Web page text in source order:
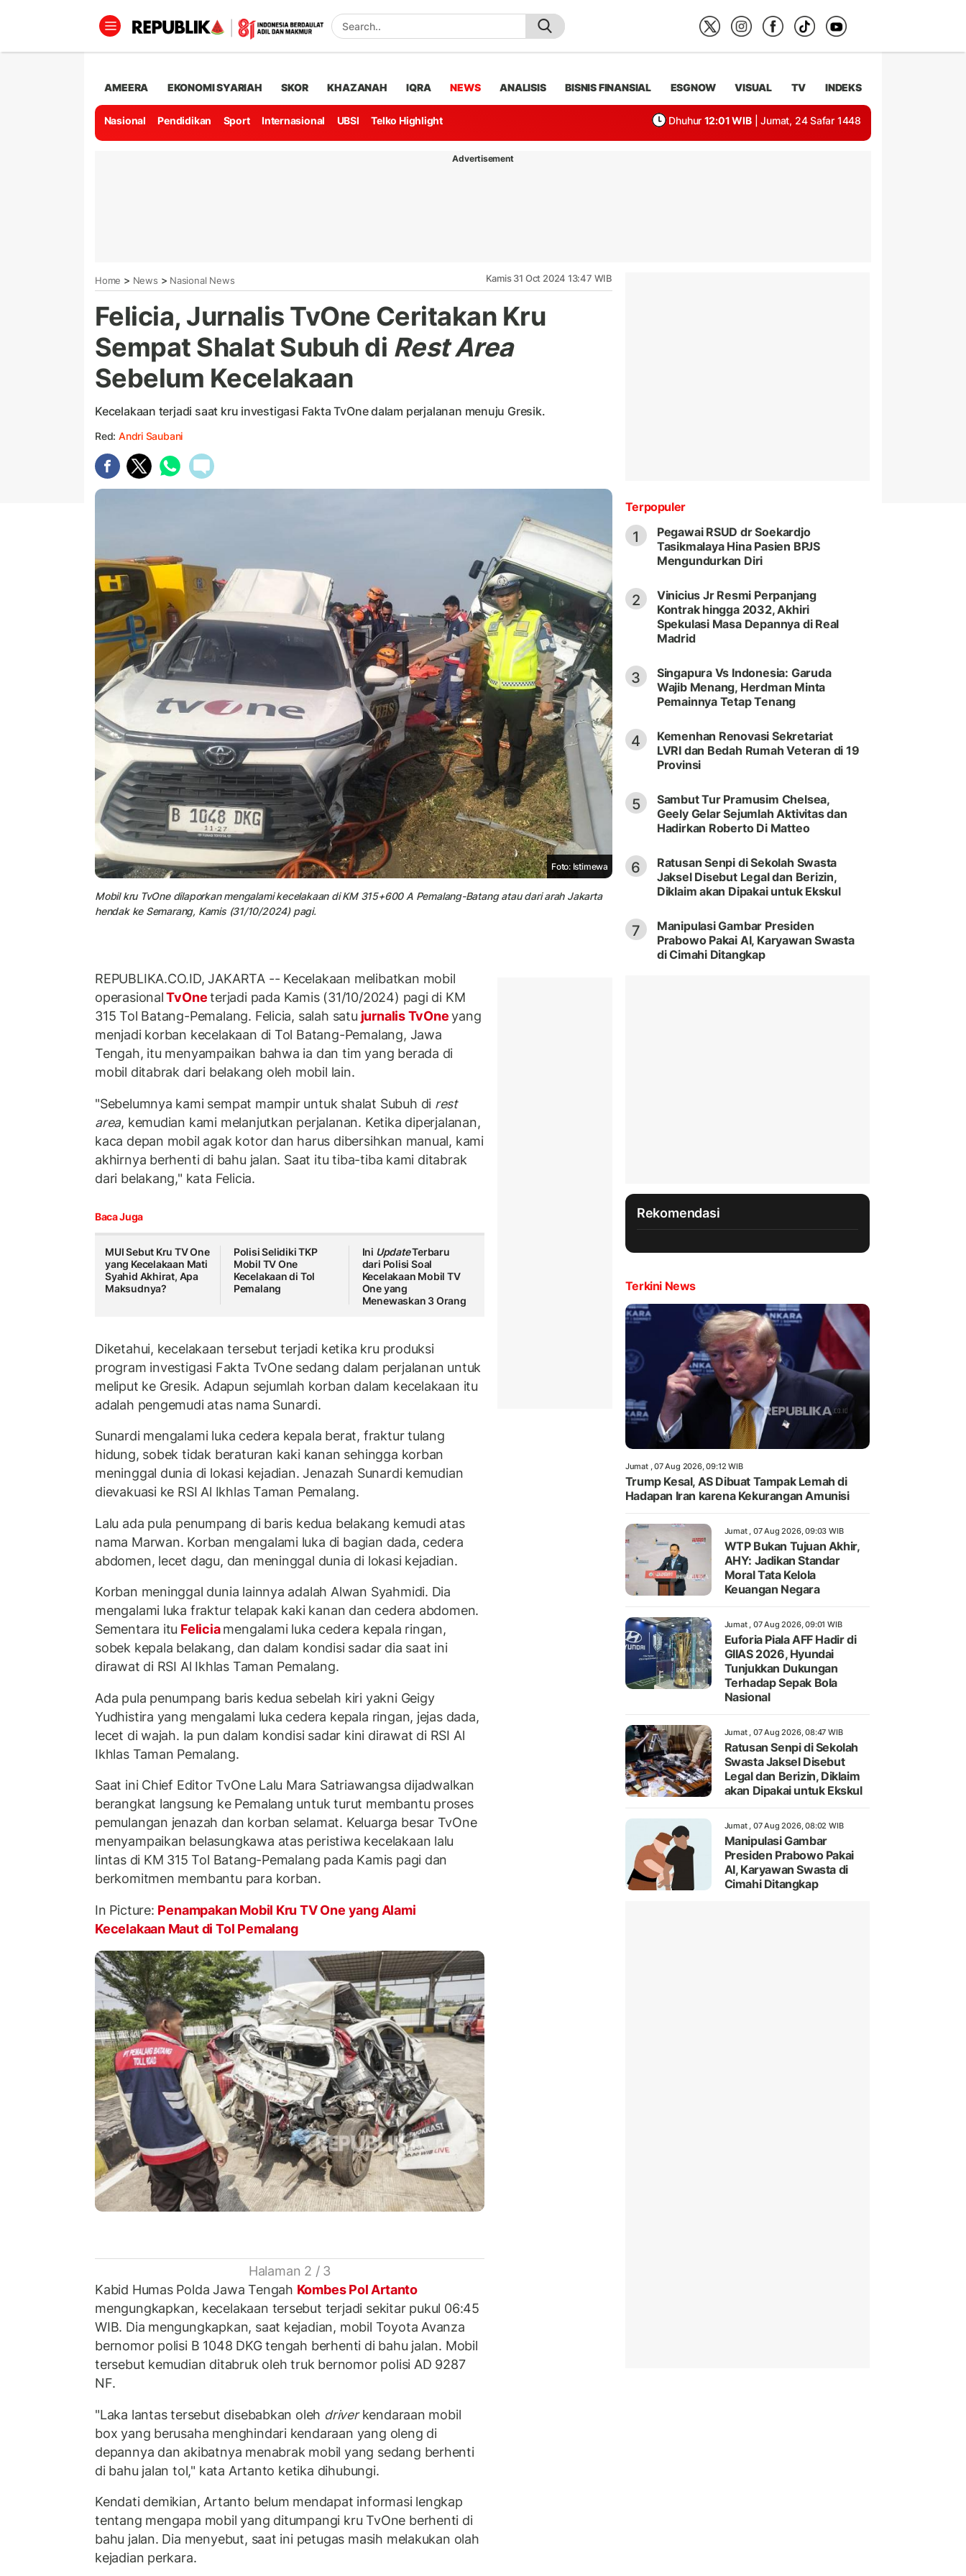
AMEERA EKONOMI SYARIAH SKOR KHAZANAH IQRA NEWS ANALISIS BISNIS FINANSIAL ESGNOW VISUAL TV INDEKS
Nasional Pendidikan Sport Internasional UBSI Telko Highlight Dhuhur 12:01 WIB | Jumat, 24 Safar 1448
Advertisement
Home > News > Nasional News Kamis 31 Oct 2024 13:47 WIB
Felicia, Jurnalis TvOne Ceritakan Kru
Sempat Shalat Subuh di Rest Area
Sebelum Kecelakaan
Kecelakaan terjadi saat kru investigasi Fakta TvOne dalam perjalanan menuju Gresik.
Red: Andri Saubani
Foto: Istimewa
Mobil kru TvOne dilaporkan mengalami kecelakaan di KM 315+600 A Pemalang-Batang atau dari arah Jakarta
hendak ke Semarang, Kamis (31/10/2024) pagi.
REPUBLIKA.CO.ID, JAKARTA -- Kecelakaan melibatkan mobil
operasionalTvOneterjadi pada Kamis (31/10/2024) pagi di KM
315 Tol Batang-Pemalang. Felicia, salah satu jurnalis TvOneyang
menjadi korban kecelakaan di Tol Batang-Pemalang, Jawa
Tengah, itu menyampaikan bahwa ia dan tim yang berada di
mobil ditabrak dari belakang oleh mobil lain.
"Sebelumnya kami sempat mampir untuk shalat Subuh di rest
area, kemudian kami melanjutkan perjalanan. Ketika diperjalanan,
kaca depan mobil agak kotor dan harus dibersihkan manual, kami
akhirnya berhenti di bahu jalan. Saat itu tiba-tiba kami ditabrak
dari belakang," kata Felicia.
Baca Juga
MUI Sebut Kru TV One
yang Kecelakaan Mati
Syahid Akhirat, Apa
Maksudnya?
Polisi Selidiki TKP
Mobil TV One
Kecelakaan di Tol
Pemalang
Ini UpdateTerbaru
dari Polisi Soal
Kecelakaan Mobil TV
One yang
Menewaskan 3 Orang
Diketahui, kecelakaan tersebut terjadi ketika kru produksi
program investigasi Fakta TvOne sedang dalam perjalanan untuk
meliput ke Gresik. Adapun sejumlah korban dalam kecelakaan itu
adalah pengemudi atas nama Sunardi.
Sunardi mengalami luka cedera kepala berat, fraktur tulang
hidung, sobek tidak beraturan kaki kanan sehingga korban
meninggal dunia di lokasi kejadian. Jenazah Sunardi kemudian
dievakuasi ke RSI Al Ikhlas Taman Pemalang.
Lalu ada pula penumpang di baris kedua belakang kemudi atas
nama Marwan. Korban mengalami luka di bagian dada, cedera
abdomen, lecet dagu, dan meninggal dunia di lokasi kejadian.
Korban meninggal dunia lainnya adalah Alwan Syahmidi. Dia
mengalami luka fraktur telapak kaki kanan dan cedera abdomen.
Sementara itu Feliciamengalami luka cedera kepala ringan,
sobek kepala belakang, dan dalam kondisi sadar dia saat ini
dirawat di RSI Al Ikhlas Taman Pemalang.
Ada pula penumpang baris kedua sebelah kiri yakni Geigy
Yudhistira yang mengalami luka cedera kepala ringan, jejas dada,
lecet di wajah. Ia pun dalam kondisi sadar kini dirawat di RSI Al
Ikhlas Taman Pemalang.
Saat ini Chief Editor TvOne Lalu Mara Satriawangsa dijadwalkan
berangkat langsung ke Pemalang untuk turut membantu proses
pemulangan jenazah dan korban selamat. Keluarga besar TvOne
menyampaikan belasungkawa atas peristiwa kecelakaan lalu
lintas di KM 315 Tol Batang-Pemalang pada Kamis pagi dan
berkomitmen membantu para korban.
In Picture: Penampakan Mobil Kru TV One yang Alami
Kecelakaan Maut di Tol Pemalang
Halaman 2 / 3
Kabid Humas Polda Jawa Tengah Kombes Pol Artanto
mengungkapkan, kecelakaan tersebut terjadi sekitar pukul 06:45
WIB. Dia mengungkapkan, saat kejadian, mobil Toyota Avanza
bernomor polisi B 1048 DKG tengah berhenti di bahu jalan. Mobil
tersebut kemudian ditabruk oleh truk bernomor polisi AD 9287
NF.
"Laka lantas tersebut disebabkan oleh driverkendaraan mobil
box yang berusaha menghindari kendaraan yang oleng di
depannya dan akibatnya menabrak mobil yang sedang berhenti
di bahu jalan tol," kata Artanto ketika dihubungi.
Kendati demikian, Artanto belum mendapat informasi lengkap
tentang mengapa mobil yang ditumpangi kru TvOne berhenti di
bahu jalan. Dia menyebut, saat ini petugas masih melakukan olah
kejadian perkara.
Terpopuler
1
Pegawai RSUD dr Soekardjo
Tasikmalaya Hina Pasien BPJS
Mengundurkan Diri
2
Vinicius Jr Resmi Perpanjang
Kontrak hingga 2032, Akhiri
Spekulasi Masa Depannya di Real
Madrid
3
Singapura Vs Indonesia: Garuda
Wajib Menang, Herdman Minta
Pemainnya Tetap Tenang
4
Kemenhan Renovasi Sekretariat
LVRI dan Bedah Rumah Veteran di 19
Provinsi
5
Sambut Tur Pramusim Chelsea,
Geely Gelar Sejumlah Aktivitas dan
Hadirkan Roberto Di Matteo
6
Ratusan Senpi di Sekolah Swasta
Jaksel Disebut Legal dan Berizin,
Diklaim akan Dipakai untuk Ekskul
7
Manipulasi Gambar Presiden
Prabowo Pakai AI, Karyawan Swasta
di Cimahi Ditangkap
Rekomendasi
Terkini News
Jumat , 07 Aug 2026, 09:12 WIB
Trump Kesal, AS Dibuat Tampak Lemah di
Hadapan Iran karena Kekurangan Amunisi
Jumat , 07 Aug 2026, 09:03 WIB
WTP Bukan Tujuan Akhir,
AHY: Jadikan Standar
Moral Tata Kelola
Keuangan Negara
Jumat , 07 Aug 2026, 09:01 WIB
Euforia Piala AFF Hadir di
GIIAS 2026, Hyundai
Tunjukkan Dukungan
Terhadap Sepak Bola
Nasional
Jumat , 07 Aug 2026, 08:47 WIB
Ratusan Senpi di Sekolah
Swasta Jaksel Disebut
Legal dan Berizin, Diklaim
akan Dipakai untuk Ekskul
Jumat , 07 Aug 2026, 08:02 WIB
Manipulasi Gambar
Presiden Prabowo Pakai
AI, Karyawan Swasta di
Cimahi Ditangkap